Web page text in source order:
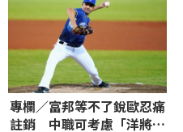
專欄／富邦等不了銳歐忍痛
註銷 中職可考慮「洋將傷